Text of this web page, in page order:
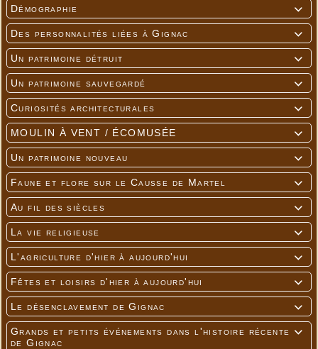

Démographie

Des personnalités liées à Gignac

Un patrimoine détruit

Un patrimoine sauvegardé

Curiosités architecturales

MOULIN À VENT / ÉCOMUSÉE

Un patrimoine nouveau

Faune et flore sur le Causse de Martel

Au fil des siècles

La vie religieuse

L'agriculture d'hier à aujourd'hui

Fêtes et loisirs d'hier à aujourd'hui

Le désenclavement de Gignac

Grands et petits événements dans l'histoire récente
de Gignac